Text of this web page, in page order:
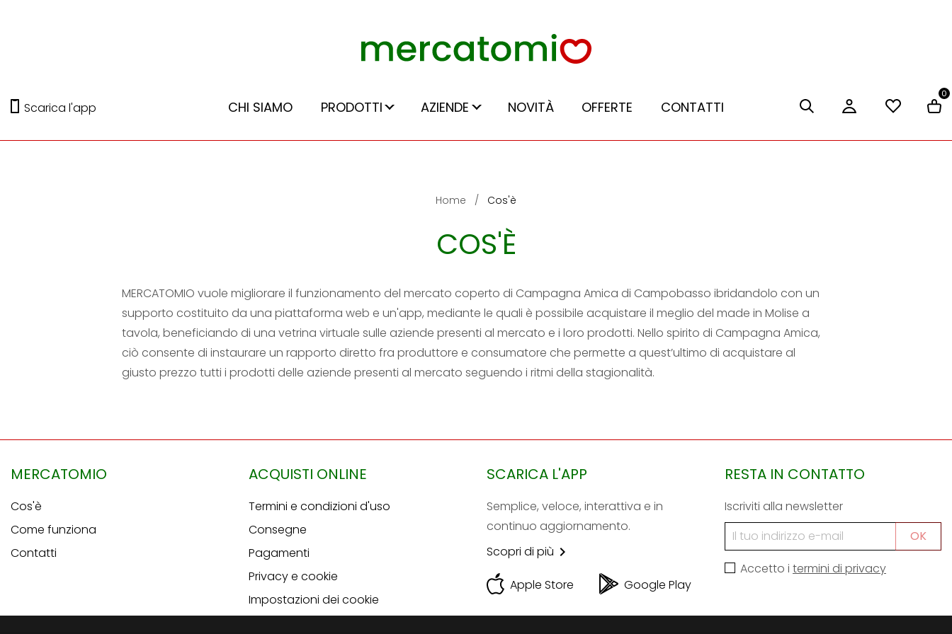
Scarica l'app CHI SIAMO PRODOTTI AZIENDE NOVITÀ OFFERTE CONTATTI
0
Home Cos'è
COS'È
MERCATOMIO vuole migliorare il funzionamento del mercato coperto di Campagna Amica di Campobasso ibridandolo con un
supporto costituito da una piattaforma web e un'app, mediante le quali è possibile acquistare il meglio del made in Molise a
tavola, beneficiando di una vetrina virtuale sulle aziende presenti al mercato e i loro prodotti. Nello spirito di Campagna Amica,
ciò consente di instaurare un rapporto diretto fra produttore e consumatore che permette a quest’ultimo di acquistare al
giusto prezzo tutti i prodotti delle aziende presenti al mercato seguendo i ritmi della stagionalità.
MERCATOMIO
Cos'è
Come funziona
Contatti
ACQUISTI ONLINE
Termini e condizioni d'uso
Consegne
Pagamenti
Privacy e cookie
Impostazioni dei cookie
SCARICA L'APP
Semplice, veloce, interattiva e in
continuo aggiornamento.
Scopri di più 
Apple Store Google Play
RESTA IN CONTATTO
Iscriviti alla newsletter
Accetto i termini di privacy